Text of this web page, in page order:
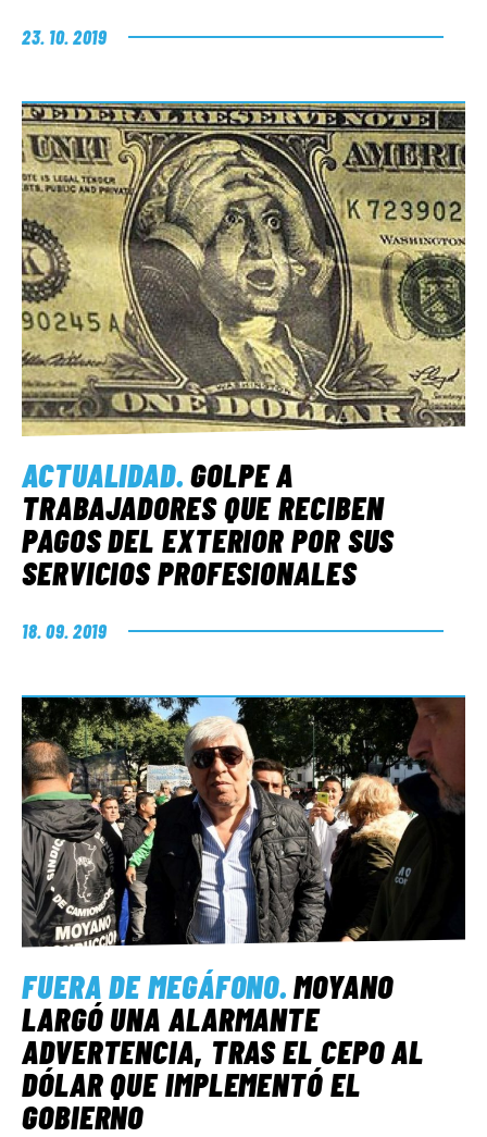
23. 10. 2019
ACTUALIDAD.GOLPE A
TRABAJADORES QUE RECIBEN
PAGOS DEL EXTERIOR POR SUS
SERVICIOS PROFESIONALES
18. 09. 2019
FUERA DE MEGÁFONO. MOYANO
LARGÓ UNA ALARMANTE
ADVERTENCIA, TRAS EL CEPO AL
DÓLAR QUE IMPLEMENTÓ EL
GOBIERNO